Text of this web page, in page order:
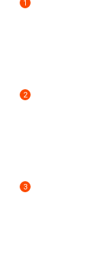
1
2
3